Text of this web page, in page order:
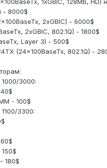
1xGBIC, 128Mb, HD)
- 8000$
2xGBIC) - 6000$
2xGBIC, 802.1Q) - 1800$
Layer 3) - 500$
(24x100BaseTx, 802.1Q) -
3000:
- 100$
3300:
180$